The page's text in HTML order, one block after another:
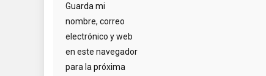
Guarda mi
nombre, correo
electrónico y web
en este navegador
para la próxima